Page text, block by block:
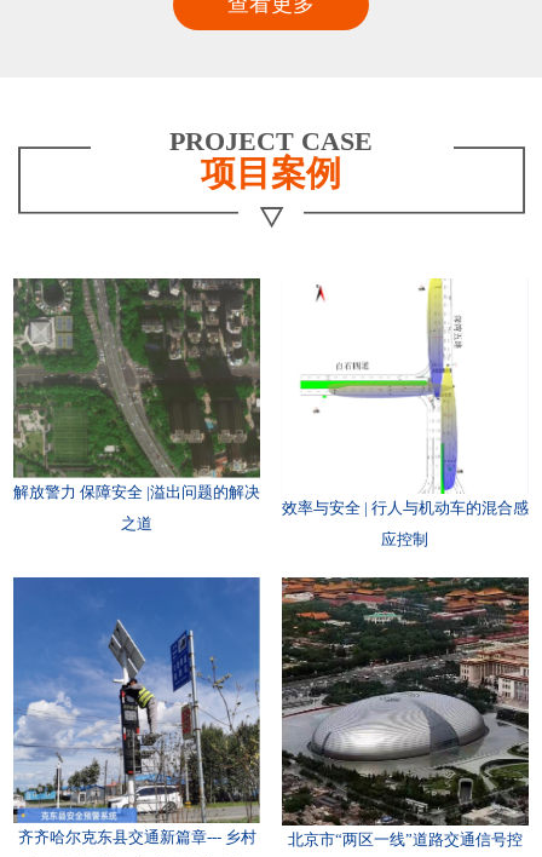
PROJECT CASE
项目案例
解放警力 保障安全 |溢出问题的解决
之道
效率与安全 | 行人与机动车的混合感
应控制
齐齐哈尔克东县交通新篇章--- 乡村
北京市“两区一线”道路交通信号控